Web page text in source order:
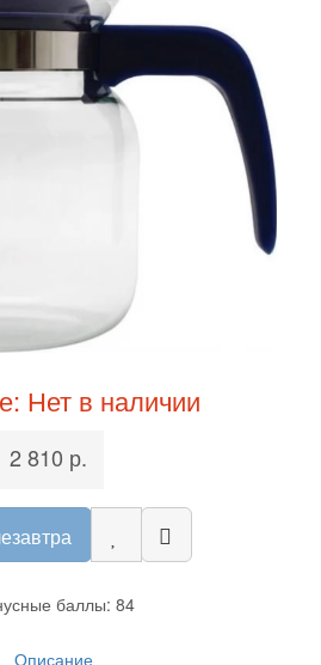
Нет в наличии
2 810 р.
баллы: 84
Описание